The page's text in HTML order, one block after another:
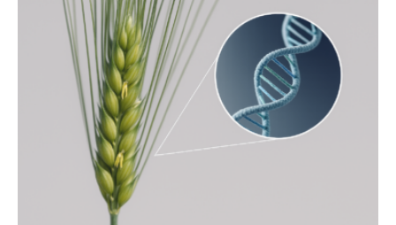
Instituts für Pflanzengenetik und
Kulturpflanzenforschung (IPK) zeigt, dass die heutige
Gerste aus verschiedenen Wildpopulationen im
sogenannten Fruchtbaren Halbmond hervorgegangen
ist. Sie besitzt also eine Art „Mosaik-Abstammung“. Die
Ergebnisse der Studie wurden heute in der
Fachzeitschrift „Nature“ veröffentlicht. Die
Forschungsgruppe hat die Evolution und…